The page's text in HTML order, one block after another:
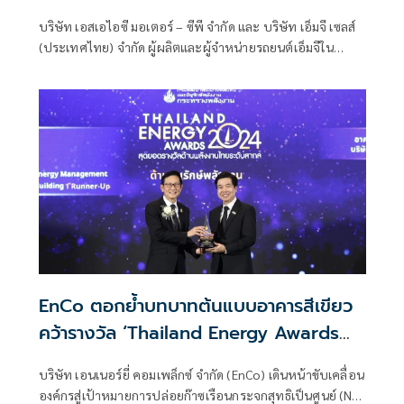
บริษัท เอสเอไอซี มอเตอร์ – ซีพี จำกัด และ บริษัท เอ็มจี เซลส์
(ประเทศไทย) จำกัด ผู้ผลิตและผู้จำหน่ายรถยนต์เอ็มจีใน
EnCo ตอกย้ำบทบาทต้นแบบอาคารสีเขียว
คว้ารางวัล ‘Thailand Energy Awards
บริษัท เอนเนอร์ยี่ คอมเพล็กซ์ จำกัด (EnCo) เดินหน้าขับเคลื่อน
องค์กรสู่เป้าหมายการปล่อยก๊าซเรือนกระจกสุทธิเป็นศูนย์ (Net